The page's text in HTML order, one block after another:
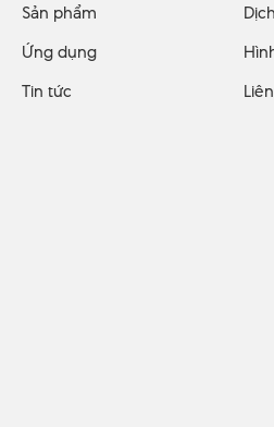
Sản phẩm
Ứng dụng
Tin tức